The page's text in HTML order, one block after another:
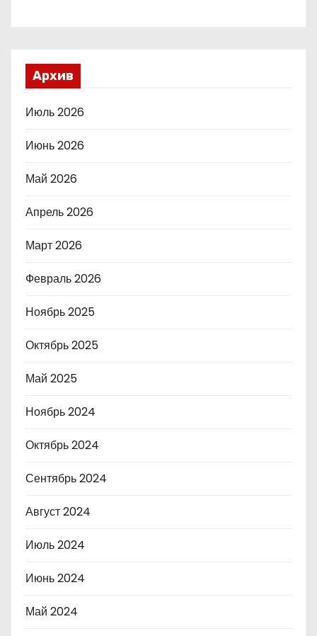
Архив
Июль 2026
Июнь 2026
Май 2026
Апрель 2026
Март 2026
Февраль 2026
Ноябрь 2025
Октябрь 2025
Май 2025
Ноябрь 2024
Октябрь 2024
Сентябрь 2024
Август 2024
Июль 2024
Июнь 2024
Май 2024